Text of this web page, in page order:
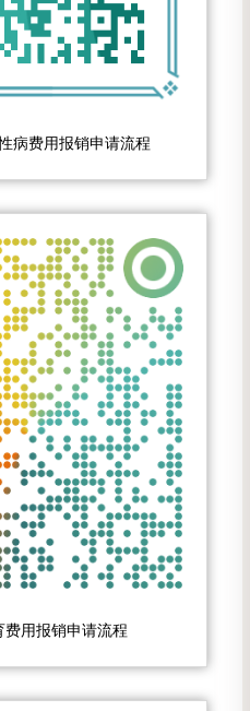
病费用报销申请流程
费用报销申请流程